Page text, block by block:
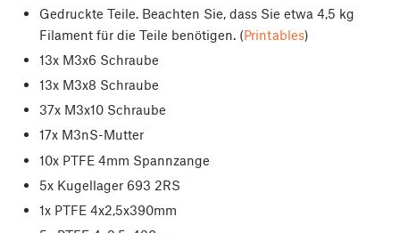
Gedruckte Teile. Beachten Sie, dass Sie etwa 4,5 kg
Filament für die Teile benötigen. (Printables)
13x M3x6 Schraube
13x M3x8 Schraube
37x M3x10 Schraube
17x M3nS-Mutter
10x PTFE 4mm Spannzange
5x Kugellager 693 2RS
1x PTFE 4x2,5x390mm